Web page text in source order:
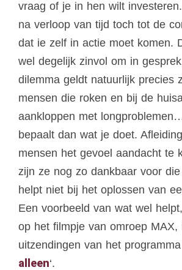
vraag of je in hen wilt
na verloop van tijd toch tot de
dat ie zelf in actie moet komen.
wel degelijk zinvol om in
dilemma geldt natuurlijk precies
mensen die roken en bij de
aankloppen met
bepaalt dan wat je doet.
mensen het gevoel aandacht te
zijn ze nog zo dankbaar voor
helpt niet bij het oplossen van
Een voorbeeld van wat wel
op het filmpje van omroep MAX,
uitzendingen van het programma
alleen‘.